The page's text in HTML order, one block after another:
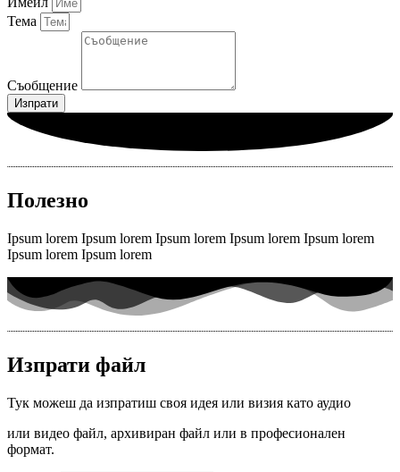
Тема
Съобщение
Изпрати
Полезно
Ipsum lorem Ipsum lorem Ipsum lorem Ipsum lorem Ipsum lorem
Ipsum lorem Ipsum lorem
Изпрати файл
Тук можеш да изпратиш своя идея или визия като аудио
или видео файл, архивиран файл или в професионален
формат.